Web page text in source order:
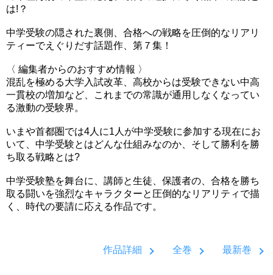
は!？
中学受験の隠された裏側、合格への戦略を圧倒的なリアリ
ティーでえぐりだす話題作、第７集！
〈 編集者からのおすすめ情報 〉
混乱を極める大学入試改革、高校からは受験できない中高
一貫校の増加など、これまでの常識が通用しなくなってい
る激動の受験界。
いまや首都圏では4人に1人が中学受験に参加する現在にお
いて、中学受験とはどんな仕組みなのか、そして勝利を勝
ち取る戦略とは?
中学受験塾を舞台に、講師と生徒、保護者の、合格を勝ち
取る闘いを強烈なキャラクターと圧倒的なリアリティで描
く、時代の要請に応える作品です。
作品詳細 全巻 最新巻